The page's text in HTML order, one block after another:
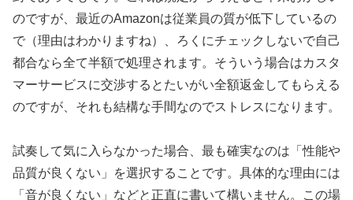
のですが、最近のAmazonは従業員の質が低下しているの
で（理由はわかりますね）、ろくにチェックしないで自己
都合なら全て半額で処理されます。そういう場合はカスタ
マーサービスに交渉するとたいがい全額返金してもらえる
のですが、それも結構な手間なのでストレスになります。
試奏して気に入らなかった場合、最も確実なのは「性能や
品質が良くない」を選択することです。具体的な理由には
「音が良くない」などと正直に書いて構いません。この場